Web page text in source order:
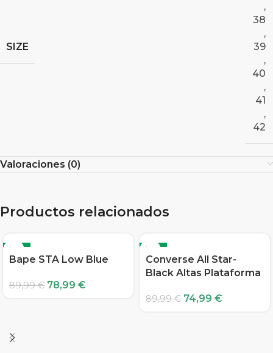
SIZE
,
38
,
39
,
40
,
41
,
42
Valoraciones (0)
Productos relacionados
-12%
Bape STA Low Blue
89,99€ 78,99 €
-17%
Converse All Star-
Black Altas Plataforma
89,99€ 74,99 €